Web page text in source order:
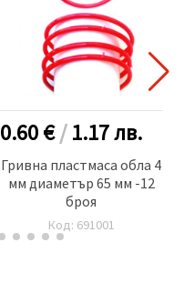
0.60 €/1.17лв.
Гривна пластмаса обла 4
мм диаметър 65 мм -12
броя
Код: 691001